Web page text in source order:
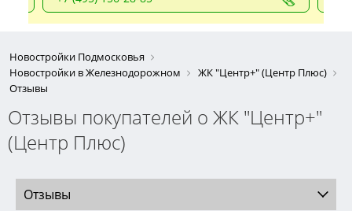
Новостройки Подмосковья
Новостройки в Железнодорожном
ЖК "Центр+" (Центр Плюс)
Отзывы
Отзывы покупателей о ЖК "Центр+"
(Центр Плюс)
Отзывы